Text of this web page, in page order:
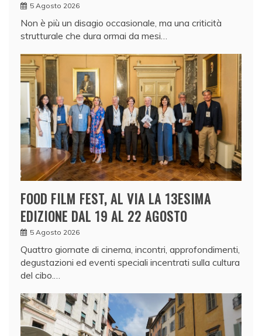
5 Agosto 2026
Non è più un disagio occasionale, ma una criticità
strutturale che dura ormai da mesi…
FOOD FILM FEST, AL VIA LA 13ESIMA
EDIZIONE DAL 19 AL 22 AGOSTO
5 Agosto 2026
Quattro giornate di cinema, incontri, approfondimenti,
degustazioni ed eventi speciali incentrati sulla cultura
del cibo.…